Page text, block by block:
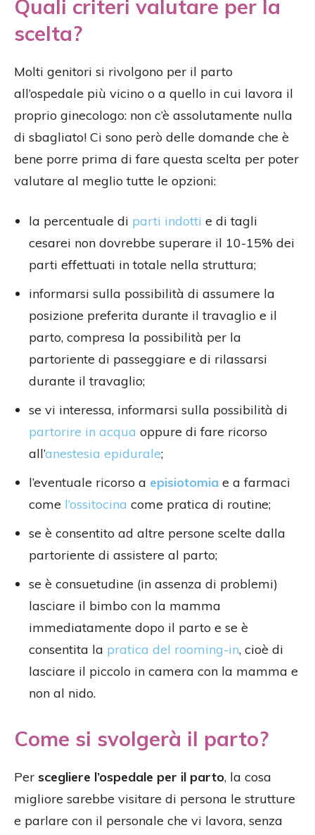
Quali criteri valutare per la
scelta?
Molti genitori si rivolgono per il parto
all’ospedale più vicino o a quello in cui lavora il
proprio ginecologo: non c’è assolutamente nulla
di sbagliato! Ci sono però delle domande che è
bene porre prima di fare questa scelta per poter
valutare al meglio tutte le opzioni:
la percentuale di parti indotti e di tagli
cesarei non dovrebbe superare il 10-15% dei
parti effettuati in totale nella struttura;
informarsi sulla possibilità di assumere la
posizione preferita durante il travaglio e il
parto, compresa la possibilità per la
partoriente di passeggiare e di rilassarsi
durante il travaglio;
se vi interessa, informarsi sulla possibilità di
partorire in acqua oppure di fare ricorso
all’anestesia epidurale;
l’eventuale ricorso a episiotomia e a farmaci
come l’ossitocina come pratica di routine;
se è consentito ad altre persone scelte dalla
partoriente di assistere al parto;
se è consuetudine (in assenza di problemi)
lasciare il bimbo con la mamma
immediatamente dopo il parto e se è
consentita la pratica del rooming-in, cioè di
lasciare il piccolo in camera con la mamma e
non al nido.
Come si svolgerà il parto?
Per scegliere l’ospedale per il parto, la cosa
migliore sarebbe visitare di persona le strutture
e parlare con il personale che vi lavora, senza